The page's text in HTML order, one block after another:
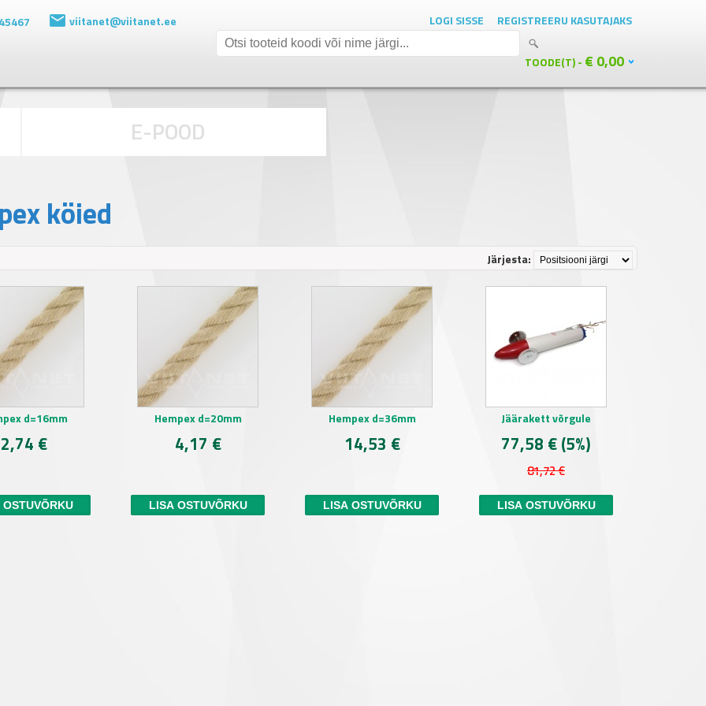
LOGI SISSE REGISTREERU KASUTAJAKS
viitanet@viitanet.ee
TOODE(T) - € 0,00
E-POOD
köied
Järjesta:
d=16mm
2,74 €
Hempex d=20mm
4,17 €
Hempex d=36mm
14,53 €
Jäärakett võrgule
77,58 €(5%)
81,72 €